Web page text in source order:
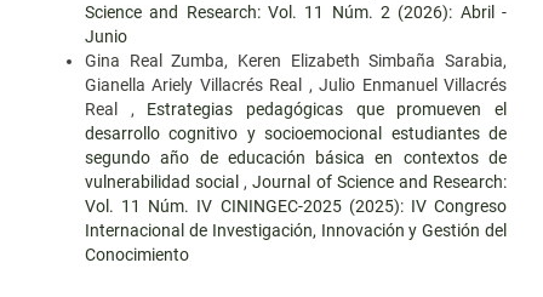
Science and Research: Vol. 11 Núm. 2 (2026): Abril -
Junio
Gina Real Zumba, Keren Elizabeth Simbaña Sarabia,
Gianella Ariely Villacrés Real , Julio Enmanuel Villacrés
Real , Estrategias pedagógicas que promueven el
desarrollo cognitivo y socioemocional estudiantes de
segundo año de educación básica en contextos de
vulnerabilidad social ,Journal of Science and Research:
Vol. 11 Núm. IV CININGEC-2025 (2025): IV Congreso
Internacional de Investigación, Innovación y Gestión del
Conocimiento